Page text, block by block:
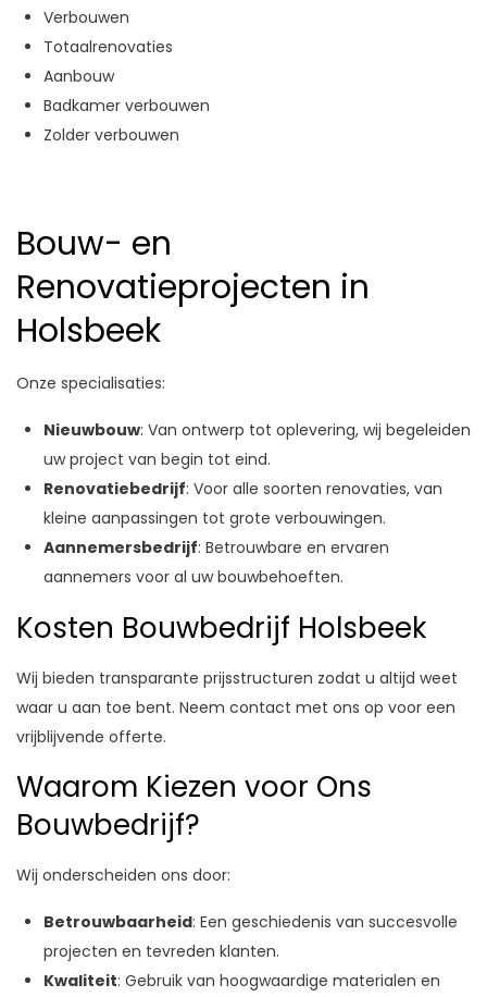
Verbouwen
Totaalrenovaties
Aanbouw
Badkamer verbouwen
Zolder verbouwen
Bouw- en
Renovatieprojecten in
Holsbeek
Onze specialisaties:
Nieuwbouw: Van ontwerp tot oplevering, wij begeleiden
uw project van begin tot eind.
Renovatiebedrijf: Voor alle soorten renovaties, van
kleine aanpassingen tot grote verbouwingen.
Aannemersbedrijf: Betrouwbare en ervaren
aannemers voor al uw bouwbehoeften.
Kosten Bouwbedrijf Holsbeek
Wij bieden transparante prijsstructuren zodat u altijd weet
waar u aan toe bent. Neem contact met ons op voor een
vrijblijvende offerte.
Waarom Kiezen voor Ons
Bouwbedrijf?
Wij onderscheiden ons door:
Betrouwbaarheid: Een geschiedenis van succesvolle
projecten en tevreden klanten.
Kwaliteit: Gebruik van hoogwaardige materialen en